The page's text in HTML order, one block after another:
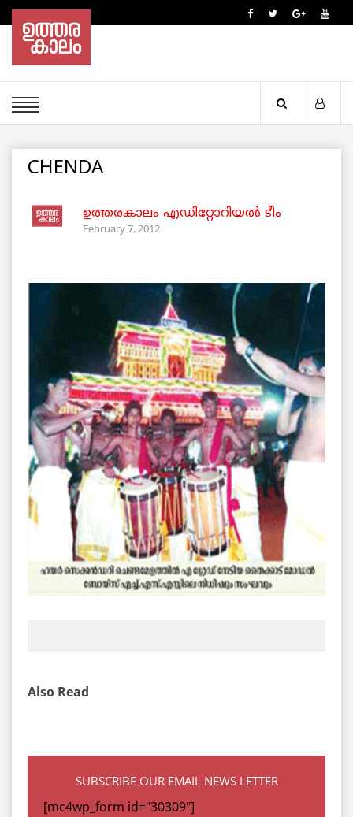
CHENDA
ഉത്തരകാലം എഡിറ്റോറിയല്‍ ടീം
February 7, 2012
Also Read
SUBSCRIBE OUR EMAIL NEWS LETTER
[mc4wp_form id="30309"]